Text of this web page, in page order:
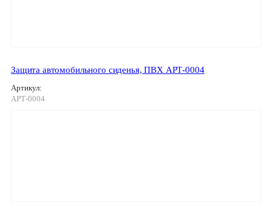
Защита автомобильного сиденья, ПВХ АРТ-0004
Артикул:
АРТ-0004